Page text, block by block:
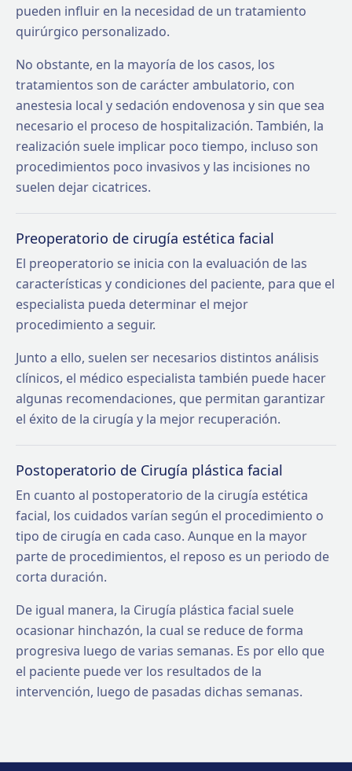
pueden influir en la necesidad de un tratamiento
quirúrgico personalizado.
No obstante, en la mayoría de los casos, los
tratamientos son de carácter ambulatorio, con
anestesia local y sedación endovenosa y sin que sea
necesario el proceso de hospitalización. También, la
realización suele implicar poco tiempo, incluso son
procedimientos poco invasivos y las incisiones no
suelen dejar cicatrices.
Preoperatorio de cirugía estética facial
El preoperatorio se inicia con la evaluación de las
características y condiciones del paciente, para que el
especialista pueda determinar el mejor
procedimiento a seguir.
Junto a ello, suelen ser necesarios distintos análisis
clínicos, el médico especialista también puede hacer
algunas recomendaciones, que permitan garantizar
el éxito de la cirugía y la mejor recuperación.
Postoperatorio de Cirugía plástica facial
En cuanto al postoperatorio de la cirugía estética
facial, los cuidados varían según el procedimiento o
tipo de cirugía en cada caso. Aunque en la mayor
parte de procedimientos, el reposo es un periodo de
corta duración.
De igual manera, la Cirugía plástica facial suele
ocasionar hinchazón, la cual se reduce de forma
progresiva luego de varias semanas. Es por ello que
el paciente puede ver los resultados de la
intervención, luego de pasadas dichas semanas.